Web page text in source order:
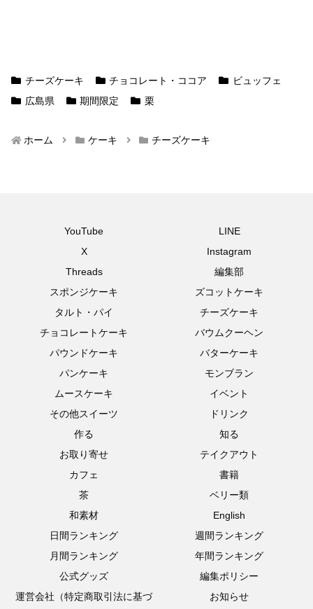
チーズケーキ チョコレート・ココア
ビュッフェ
広島県
期間限定 栗
ホーム ケーキ チーズケーキ
YouTube
LINE
X
Instagram
Threads
編集部
スポンジケーキ
ズコットケーキ
タルト・パイ
チーズケーキ
チョコレートケーキ
バウムクーヘン
パウンドケーキ
バターケーキ
パンケーキ
モンブラン
ムースケーキ
イベント
その他スイーツ
ドリンク
作る
知る
お取り寄せ
テイクアウト
カフェ
書籍
茶
ベリー類
和素材
English
日間ランキング
週間ランキング
月間ランキング
年間ランキング
公式グッズ
編集ポリシー
運営会社（特定商取引法に基づ
お知らせ